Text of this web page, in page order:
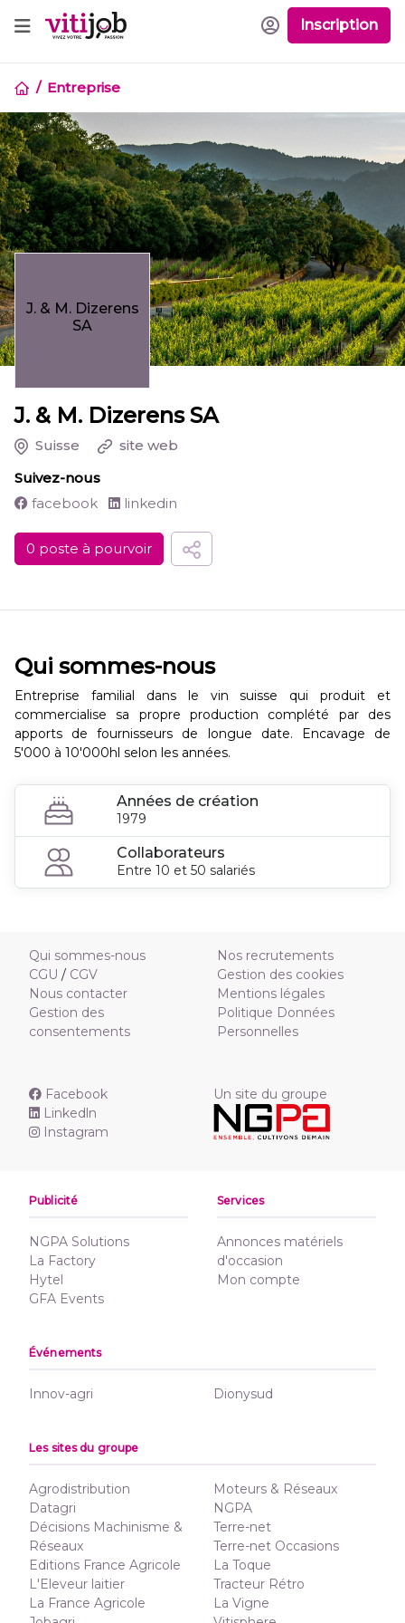
Inscription
Entreprise
J. & M. Dizerens
SA
J. & M. Dizerens SA
Suisse
site web
Suivez-nous
facebook
linkedin
0 poste à pourvoir
Qui sommes-nous
Entreprise familial dans le vin suisse qui produit et
commercialise sa propre production complété par des
apports de fournisseurs de longue date. Encavage de
5'000 à 10'000hl selon les années.
Années de création
1979
Collaborateurs
Entre 10 et 50 salariés
Qui sommes-nous
CGU / CGV
Nous contacter
Gestion des
consentements
Nos recrutements
Gestion des cookies
Mentions légales
Politique Données
Personnelles
Facebook
Linkedln
Instagram
Un site du groupe
Publicité
NGPA Solutions
La Factory
Hytel
GFA Events
Services
Annonces matériels
d'occasion
Mon compte
Événements
Innov-agri Dionysud
Les sites du groupe
Agrodistribution
Datagri
Décisions Machinisme &
Réseaux
Editions France Agricole
L'Eleveur laitier
La France Agricole
Moteurs & Réseaux
NGPA
Terre-net
Terre-net Occasions
La Toque
Tracteur Rétro
La Vigne